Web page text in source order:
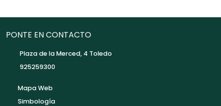
PONTE EN CONTACTO
Plaza de la Merced, 4 Toledo
925259300
Mapa Web
Simbología